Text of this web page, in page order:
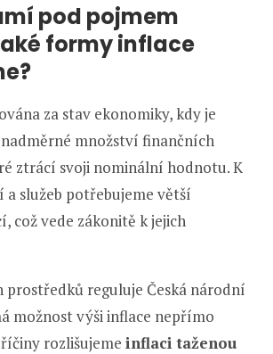
pod pojmem
formy inflace
za stav ekonomiky, kdy je
množství finančních
ztrácí svoji nominální hodnotu. K
a služeb potřebujeme větší
což vede zákonitě k jejich
prostředků reguluje Česká národní
možnost výši inflace nepřímo
rozlišujeme inflaci taženou